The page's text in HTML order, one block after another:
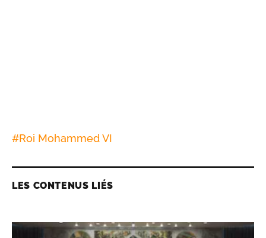
#Roi Mohammed VI
LES CONTENUS LIÉS